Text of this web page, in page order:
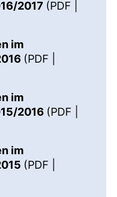
2017 (PDF |
im
(PDF |
im
2016 (PDF |
im
(PDF |